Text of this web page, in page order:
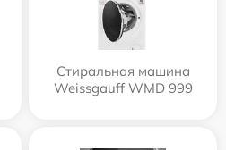
Стиральная машина
Weissgauff WMD 999